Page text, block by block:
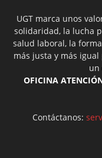
UGT marca unos
solidaridad, la lucha
salud laboral, la
más justa y más
un
OFICINA
Contáctanos: